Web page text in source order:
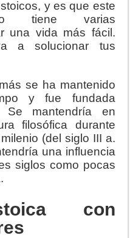
y es que este
tiene varias
una vida más fácil.
a solucionar tus
se ha mantenido
y fue fundada
Se mantendría en
filosófica durante
(del siglo III a.
una influencia
siglos como pocas
con